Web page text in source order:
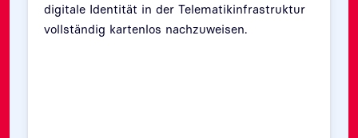
digitale Identität in der Telematikinfrastruktur
vollständig kartenlos nachzuweisen.